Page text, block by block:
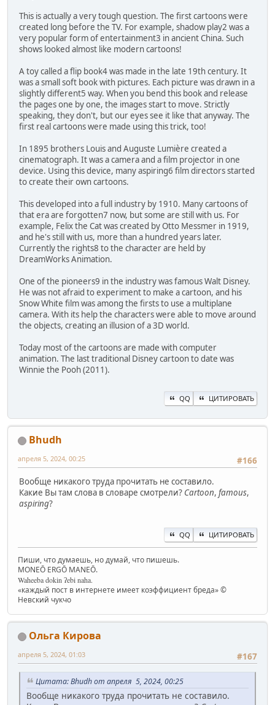
This is actually a very tough question. The first cartoons were
created long before the TV. For example, shadow play2 was a
very popular form of entertainment3 in ancient China. Such
shows looked almost like modern cartoons!
A toy called a flip book4 was made in the late 19th century. It
was a small soft book with pictures. Each picture was drawn in a
slightly different5 way. When you bend this book and release
the pages one by one, the images start to move. Strictly
speaking, they don't, but our eyes see it like that anyway. The
first real cartoons were made using this trick, too!
In 1895 brothers Louis and Auguste Lumière created a
cinematograph. It was a camera and a film projector in one
device. Using this device, many aspiring6 film directors started
to create their own cartoons.
This developed into a full industry by 1910. Many cartoons of
that era are forgotten7 now, but some are still with us. For
example, Felix the Cat was created by Otto Messmer in 1919,
and he's still with us, more than a hundred years later.
Currently the rights8 to the character are held by
DreamWorks Animation.
One of the pioneers9 in the industry was famous Walt Disney.
He was not afraid to experiment to make a cartoon, and his
Snow White film was among the firsts to use a multiplane
camera. With its help the characters were able to move around
the objects, creating an illusion of a 3D world.
Today most of the cartoons are made with computer
animation. The last traditional Disney cartoon to date was
Winnie the Pooh (2011).
QQ ЦИТИРОВАТЬ
Bhudh
#166
апреля 5, 2024, 00:25
Вообще никакого труда прочитать не составило.
Какие Вы там слова в словаре смотрели? Cartoon, famous,
aspiring?
QQ ЦИТИРОВАТЬ
Пиши, что думаешь, но думай, что пишешь.
MONEŌ ERGŌ MANEŌ.
Waheeba dokin ʔebi naha.
«каждый пост в интернете имеет коэффициент бреда» ©
Невский чукчо
Ольга Кирова
#167
апреля 5, 2024, 01:03
Цитата: Bhudh от апреля 5, 2024, 00:25
Вообще никакого труда прочитать не составило.